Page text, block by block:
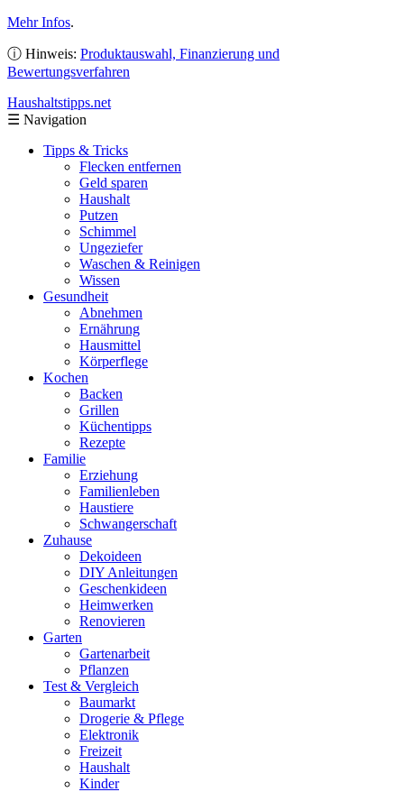
Mehr Infos.
ⓘ Hinweis: Produktauswahl, Finanzierung und
Bewertungsverfahren
Haushaltstipps.net
☰ Navigation
Tipps & Tricks
Flecken entfernen
Geld sparen
Haushalt
Putzen
Schimmel
Ungeziefer
Waschen & Reinigen
Wissen
Gesundheit
Abnehmen
Ernährung
Hausmittel
Körperflege
Kochen
Backen
Grillen
Küchentipps
Rezepte
Familie
Erziehung
Familienleben
Haustiere
Schwangerschaft
Zuhause
Dekoideen
DIY Anleitungen
Geschenkideen
Heimwerken
Renovieren
Garten
Gartenarbeit
Pflanzen
Test & Vergleich
Baumarkt
Drogerie & Pflege
Elektronik
Freizeit
Haushalt
Kinder